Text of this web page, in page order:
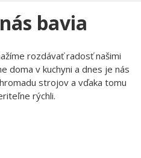
bavia
rozdávať radosť našimi
doma v kuchyni a dnes je nás
strojov a vďaka tomu
rýchli.